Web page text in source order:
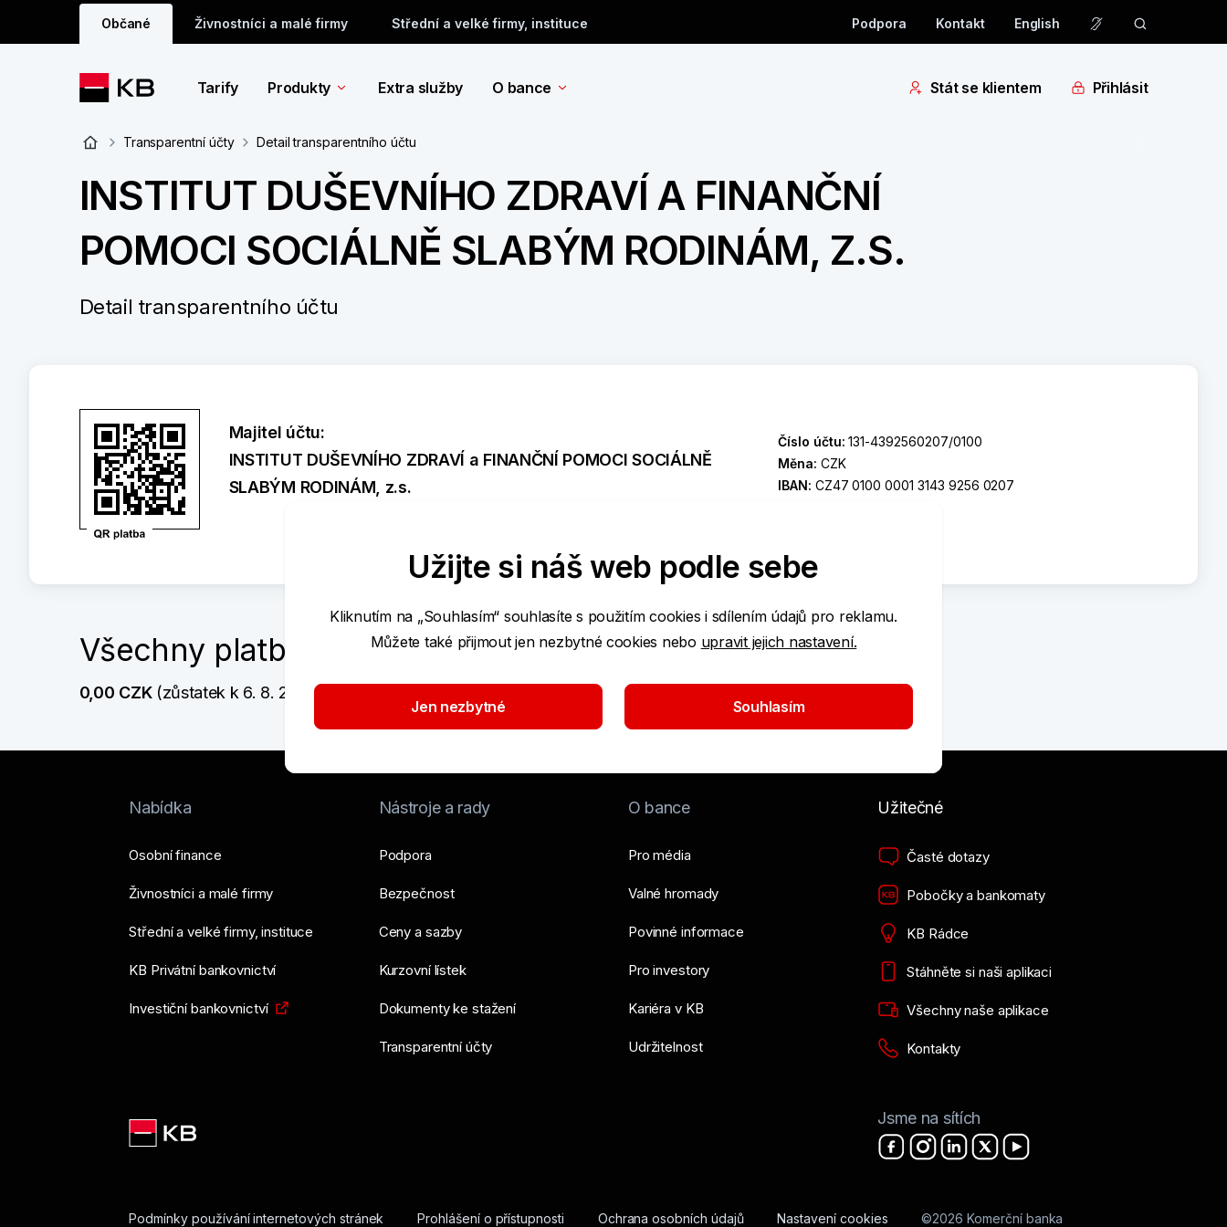
Občané Živnostníci a malé firmy Střední a velké firmy, instituce Podpora Kontakt English
Tarify Produkty Extra služby O bance Stát se klientem Přihlásit
Transparentní účty Detail transparentního účtu
INSTITUT DUŠEVNÍHO ZDRAVÍ A FINANČNÍ
POMOCI SOCIÁLNĚ SLABÝM RODINÁM, Z.S.
Detail transparentního účtu
Majitel účtu:
INSTITUT DUŠEVNÍHO ZDRAVÍ a FINANČNÍ POMOCI SOCIÁLNĚ
SLABÝM RODINÁM, z.s.
Číslo účtu:131-4392560207/0100
Měna: CZK
IBAN: CZ47 0100 0001 3143 9256 0207
Všechny platby
0,00 CZK (zůstatek k 6. 8. 2026  15:52)
Nabídka
Osobní finance
Živnostníci a malé firmy
Střední a velké firmy, instituce
KB Privátní bankovnictví
Investiční bankovnictví
Nástroje a rady
Podpora
Bezpečnost
Ceny a sazby
Kurzovní lístek
Dokumenty ke stažení
Transparentní účty
O bance
Pro média
Valné hromady
Povinné informace
Pro investory
Kariéra v KB
Udržitelnost
Užitečné
Časté dotazy
Pobočky a bankomaty
KB Rádce
Stáhněte si naši aplikaci
Všechny naše aplikace
Kontakty
Jsme na sítích
Podmínky používání internetových stránek Prohlášení o přístupnosti Ochrana osobních údajů Nastavení cookies ©2026 Komerční banka
Užijte si náš web podle sebe
Kliknutím na „Souhlasím“ souhlasíte s použitím cookies i sdílením údajů pro reklamu.
Můžete také přijmout jen nezbytné cookies nebo upravit jejich nastavení.
Jen nezbytné Souhlasím